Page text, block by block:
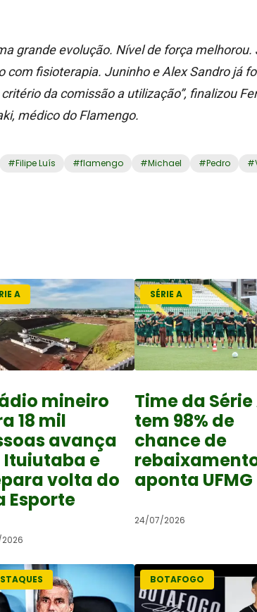
grande evolução. Nível de força melhorou.
com fisioterapia. Juninho e Alex Sandro já
da comissão a utilização”, finalizou
médico do Flamengo.
#Filipe Luís #flamengo #Michael #Pedro #
A
mineiro
18 mil
avança
Ituiutaba e
volta do
Esporte
SÉRIE A
Time da Série
tem 98% de
chance de
aponta UFMG
24/07/2026
BOTAFOGO